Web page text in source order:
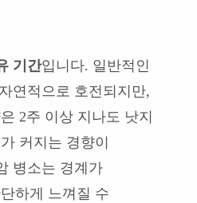
기간입니다. 일반적인
연적으로 호전되지만,
2주 이상 지나도 낫지
커지는 경향이
병소는 경계가
하게 느껴질 수